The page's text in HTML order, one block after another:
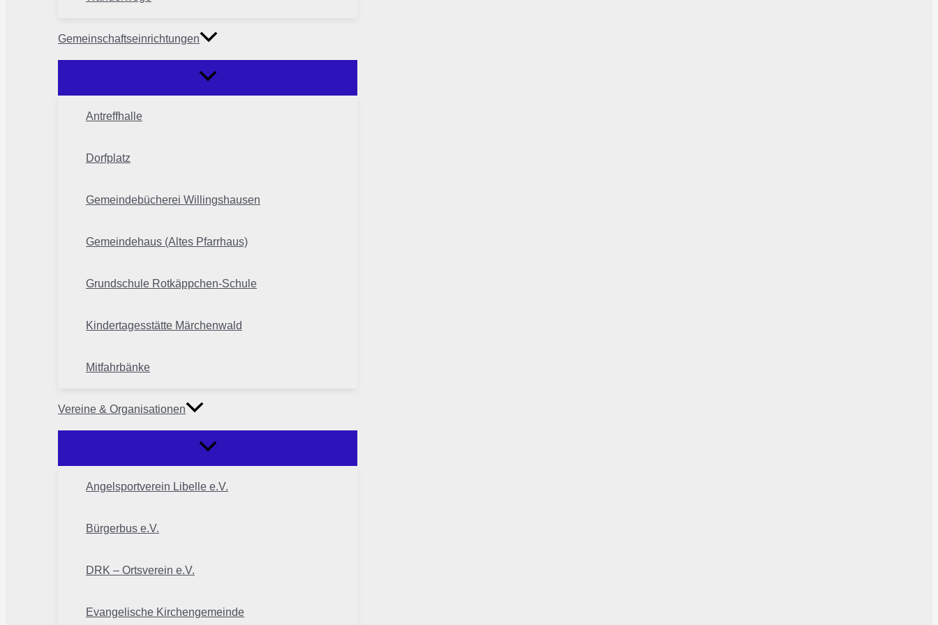
Gemeinschaftseinrichtungen
Antreffhalle
Dorfplatz
Gemeindebücherei Willingshausen
Gemeindehaus (Altes Pfarrhaus)
Grundschule Rotkäppchen-Schule
Kindertagesstätte Märchenwald
Mitfahrbänke
Vereine & Organisationen
Angelsportverein Libelle e.V.
Bürgerbus e.V.
DRK – Ortsverein e.V.
Evangelische Kirchengemeinde